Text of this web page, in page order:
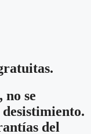
no se
del